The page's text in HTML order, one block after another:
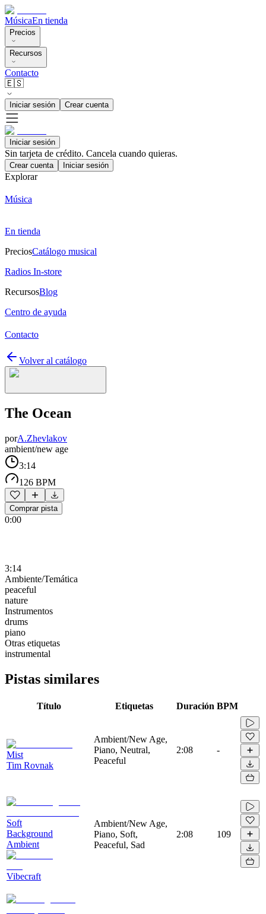
MúsicaEn tienda
Precios
Recursos
Contacto
🇪🇸
Iniciar sesión Crear cuenta
Iniciar sesión
Sin tarjeta de crédito. Cancela cuando quieras.
Crear cuenta Iniciar sesión
Explorar
Música
En tienda
PreciosCatálogo musical
Radios In-store
RecursosBlog
Centro de ayuda
Contacto
Volver al catálogo
The Ocean
porA.Zhevlakov
ambient/new age
3:14
126 BPM
Comprar pista
0:00
3:14
Ambiente/Temática
peaceful
nature
Instrumentos
drums
piano
Otras etiquetas
instrumental
Pistas similares
Título Etiquetas Duración BPM
Mist
Tim Rovnak
Ambient/New Age,
Piano, Neutral,
Peaceful
2:08 -
Soft
Background
Ambient
Vibecraft
Ambient/New Age,
Piano, Soft,
Peaceful, Sad
2:08 109